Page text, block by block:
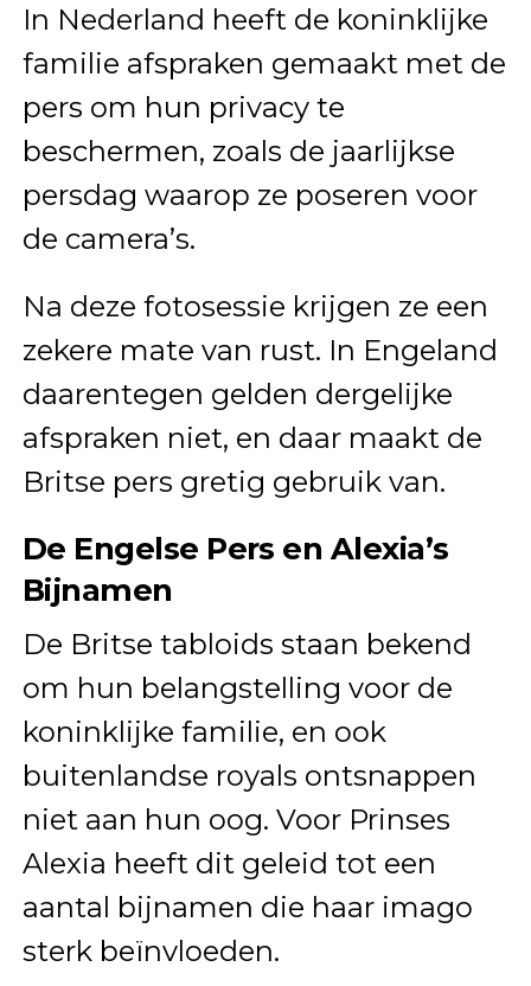
In Nederland heeft de koninklijke
familie afspraken gemaakt met de
pers om hun privacy te
beschermen, zoals de jaarlijkse
persdag waarop ze poseren voor
de camera’s.
Na deze fotosessie krijgen ze een
zekere mate van rust. In Engeland
daarentegen gelden dergelijke
afspraken niet, en daar maakt de
Britse pers gretig gebruik van.
De Engelse Pers en Alexia’s
Bijnamen
De Britse tabloids staan bekend
om hun belangstelling voor de
koninklijke familie, en ook
buitenlandse royals ontsnappen
niet aan hun oog. Voor Prinses
Alexia heeft dit geleid tot een
aantal bijnamen die haar imago
sterk beïnvloeden.